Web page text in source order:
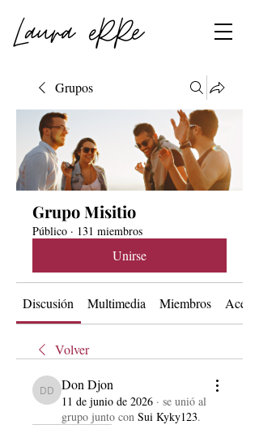
Grupos
Grupo Misitio
Público · 131 miembros
Unirse
Discusión Multimedia Miembros Acerca
Volver
Don Djon
Don Djon
11 de junio de 2026 · se unió al
grupo junto con Sui Kyky123.